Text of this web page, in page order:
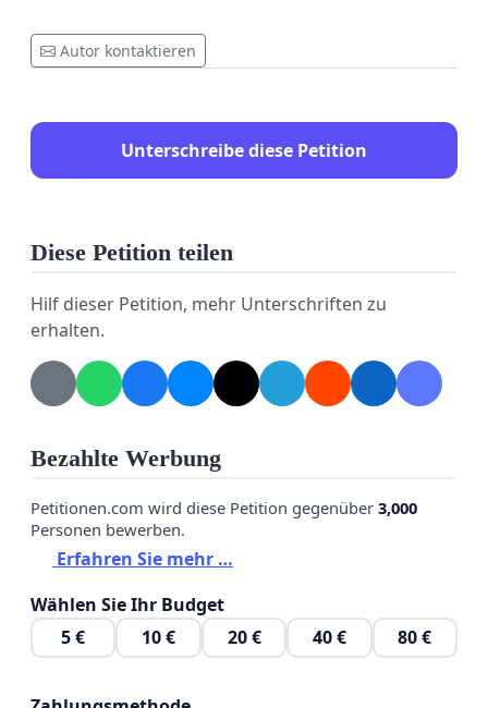
Um sicherzugehen, dass wir gehört werden, wird
parallel eineE-Mail-Aktionorganisiert –erfahre
Minute etwas bewirken kannst!
Autor kontaktieren
Unterschreibe diese Petition
Diese Petition teilen
Hilf dieser Petition, mehr Unterschriften zu
erhalten.
Bezahlte Werbung
Petitionen.com wird diese Petition gegenüber 3,000
Personen bewerben.
Erfahren Sie mehr …
Wählen Sie Ihr Budget
5 €
10 € 20 € 40 € 80 €